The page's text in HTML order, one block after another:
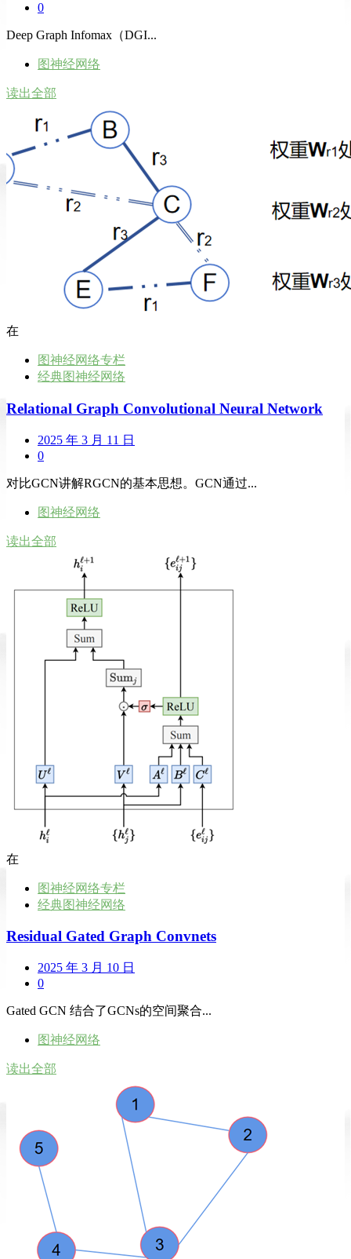
0
Deep Graph Infomax（DGI...
图神经网络
读出全部
在
图神经网络专栏
经典图神经网络
Relational Graph Convolutional Neural Network
2025 年 3 月 11 日
0
对比GCN讲解RGCN的基本思想。GCN通过...
图神经网络
读出全部
在
图神经网络专栏
经典图神经网络
Residual Gated Graph Convnets
2025 年 3 月 10 日
0
Gated GCN 结合了GCNs的空间聚合...
图神经网络
读出全部